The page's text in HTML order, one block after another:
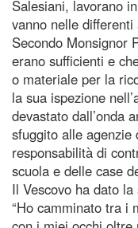
Salesiani, lavorano
vanno nelle
Secondo Monsignor
erano sufficienti e
o materiale per la
la sua ispezione
devastato dall’onda
sfuggito alle
responsabilità di
scuola e delle case
Il Vescovo ha dato
“Ho camminato tra i